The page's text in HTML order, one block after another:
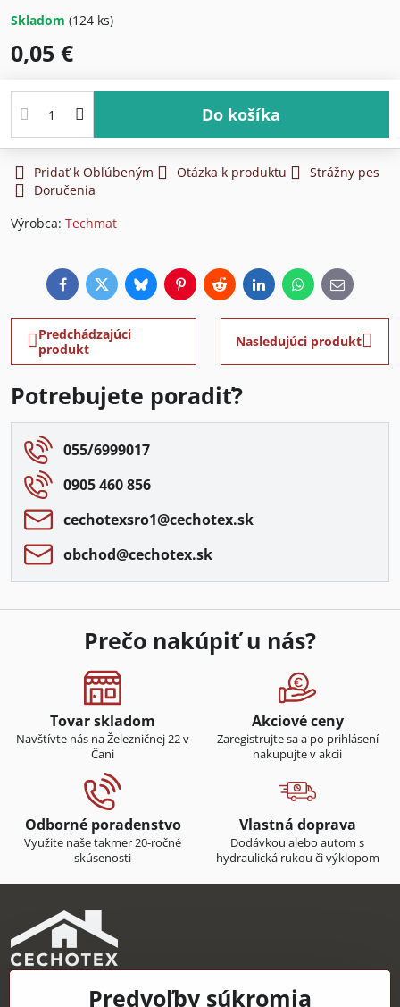
Skladom (124 ks)
0,05 €
Do košíka
Pridať k Obľúbeným Otázka k produktu
Strážny pes
Doručenia
Výrobca: Techmat
FacebookTwitterBlueskyPinterestRedditLinkedInWhatsApp
E-
mail
Predchádzajúci
produkt
Nasledujúci produkt
Potrebujete poradiť?
055/6999017
0905 460 856
cechotexsro1​@cechotex​.sk
obchod​@cechotex​.sk
Prečo nakúpiť u nás?
Tovar skladom
Navštívte nás na Železničnej 22 v
Čani
Akciové ceny
Zaregistrujte sa a po prihlásení
nakupujte v akcii
Odborné poradenstvo
Využite naše takmer 20-ročné
skúsenosti
Vlastná doprava
Dodávkou alebo autom s
hydraulická rukou či výklopom
CECHOTEX s.r.o.Predvoľby súkromia